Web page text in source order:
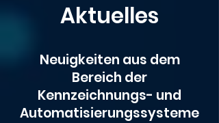
Aktuelles
Neuigkeiten aus dem
Bereich der
Kennzeichnungs- und
Automatisierungssysteme